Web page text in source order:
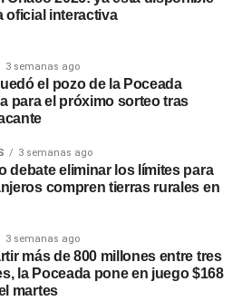
oficial interactiva
3 semanas ago
el pozo de la Poceada
para el próximo sorteo tras
3 semanas ago
debate eliminar los límites para
compren tierras rurales en
3 semanas ago
más de 800 millones entre tres
la Poceada pone en juego $168
martes